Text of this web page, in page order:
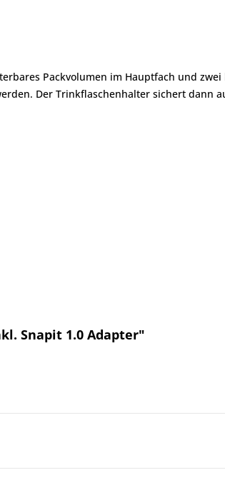
Packvolumen im Hauptfach und
Der Trinkflaschenhalter sichert dann
Snapit 1.0 Adapter"